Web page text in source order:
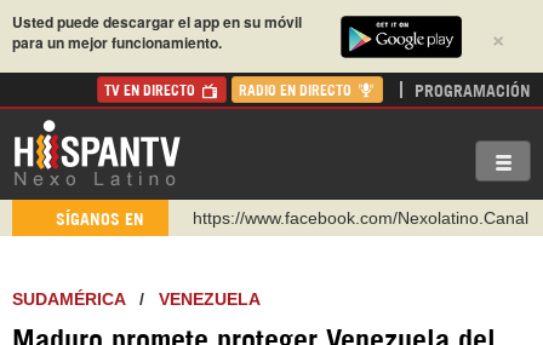
×
Usted puede descargar el app en su móvil
para un mejor funcionamiento.
TV EN DIRECTO RADIO EN DIRECTO PROGRAMACIÓN
SÍGANOS EN
https://www.youtube.com/@nexo_latino
https://t.me/hispantvcanal
https://urmedium.com/c/hispantv
SUDAMÉRICA/ VENEZUELA
Maduro promete proteger Venezuela del